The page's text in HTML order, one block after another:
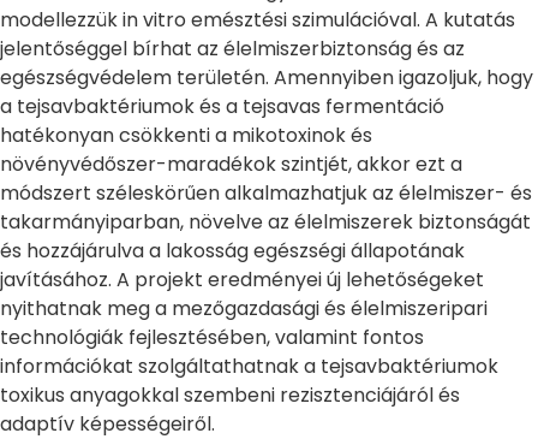
modellezzük in vitro emésztési szimulációval. A kutatás
jelentőséggel bírhat az élelmiszerbiztonság és az
egészségvédelem területén. Amennyiben igazoljuk, hogy
a tejsavbaktériumok és a tejsavas fermentáció
hatékonyan csökkenti a mikotoxinok és
növényvédőszer-maradékok szintjét, akkor ezt a
módszert széleskörűen alkalmazhatjuk az élelmiszer- és
takarmányiparban, növelve az élelmiszerek biztonságát
és hozzájárulva a lakosság egészségi állapotának
javításához. A projekt eredményei új lehetőségeket
nyithatnak meg a mezőgazdasági és élelmiszeripari
technológiák fejlesztésében, valamint fontos
információkat szolgáltathatnak a tejsavbaktériumok
toxikus anyagokkal szembeni rezisztenciájáról és
adaptív képességeiről.